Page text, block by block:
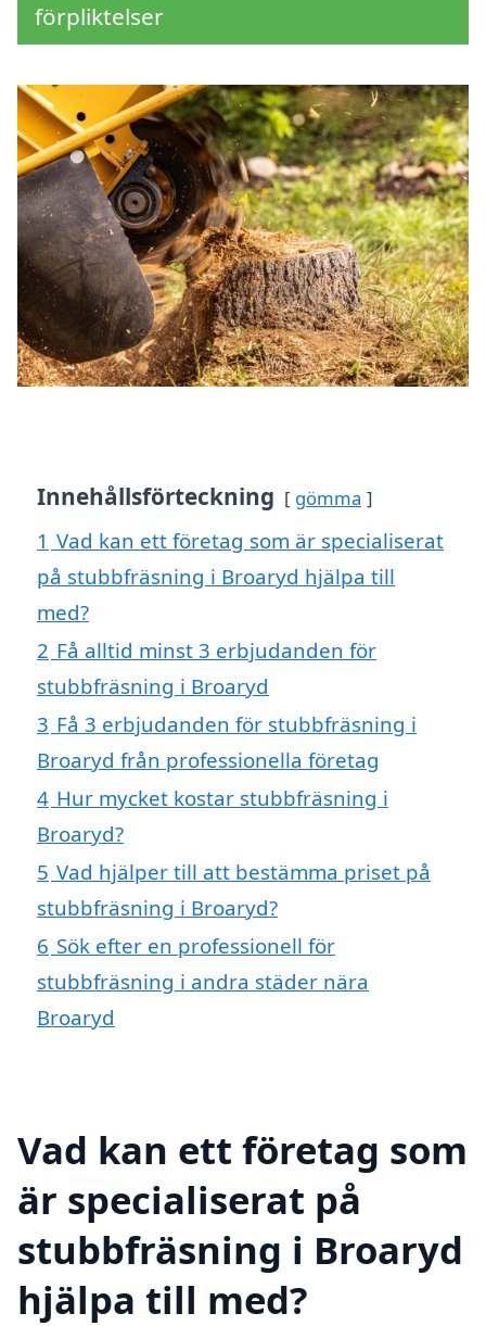
förpliktelser
Innehållsförteckning gömma
1 Vad kan ett företag som är specialiserat
på stubbfräsning i Broaryd hjälpa till
med?
2 Få alltid minst 3 erbjudanden för
stubbfräsning i Broaryd
3 Få 3 erbjudanden för stubbfräsning i
Broaryd från professionella företag
4 Hur mycket kostar stubbfräsning i
Broaryd?
5 Vad hjälper till att bestämma priset på
stubbfräsning i Broaryd?
6 Sök efter en professionell för
stubbfräsning i andra städer nära
Broaryd
Vad kan ett företag som
är specialiserat på
stubbfräsning i Broaryd
hjälpa till med?